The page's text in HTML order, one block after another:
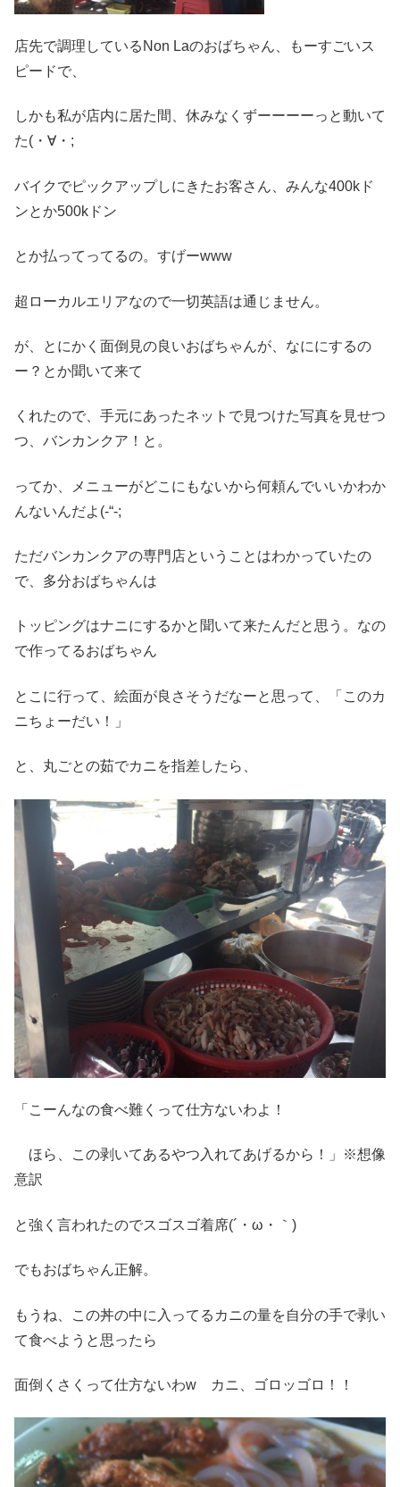
店先で調理しているNon Laのおばちゃん、もーすごいス
ピードで、
しかも私が店内に居た間、休みなくずーーーーっと動いて
た(・∀・;
バイクでピックアップしにきたお客さん、みんな400kド
ンとか500kドン
とか払ってってるの。すげーwww
超ローカルエリアなので一切英語は通じません。
が、とにかく面倒見の良いおばちゃんが、なににするの
ー？とか聞いて来て
くれたので、手元にあったネットで見つけた写真を見せつ
つ、バンカンクア！と。
ってか、メニューがどこにもないから何頼んでいいかわか
んないんだよ(-“-;
ただバンカンクアの専門店ということはわかっていたの
で、多分おばちゃんは
トッピングはナニにするかと聞いて来たんだと思う。なの
で作ってるおばちゃん
とこに行って、絵面が良さそうだなーと思って、「このカ
ニちょーだい！」
と、丸ごとの茹でカニを指差したら、
「こーんなの食べ難くって仕方ないわよ！
ほら、この剥いてあるやつ入れてあげるから！」※想像
意訳
と強く言われたのでスゴスゴ着席(´・ω・｀)
でもおばちゃん正解。
もうね、この丼の中に入ってるカニの量を自分の手で剥い
て食べようと思ったら
面倒くさくって仕方ないわw カニ、ゴロッゴロ！！